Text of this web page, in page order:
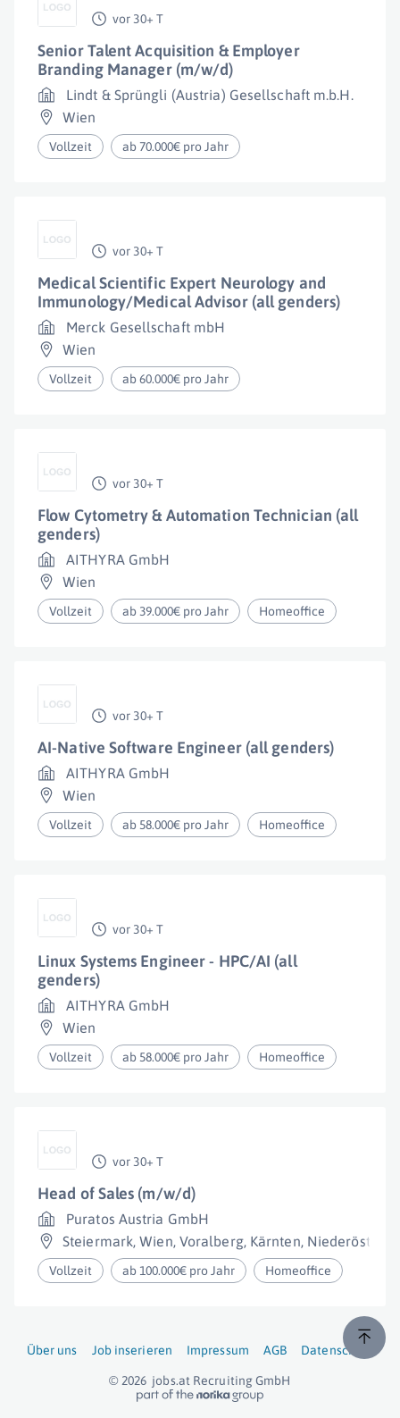
vor 30+ T
Senior Talent Acquisition & Employer
Branding Manager (m/w/d)
Lindt & Sprüngli (Austria) Gesellschaft m.b.H.
Wien
Vollzeit ab 70.000€ pro Jahr
vor 30+ T
Medical Scientific Expert Neurology and
Immunology/Medical Advisor (all genders)
Merck Gesellschaft mbH
Wien
Vollzeit ab 60.000€ pro Jahr
vor 30+ T
Flow Cytometry & Automation Technician (all
genders)
AITHYRA GmbH
Wien
Vollzeit ab 39.000€ pro Jahr Homeoffice
vor 30+ T
AI-Native Software Engineer (all genders)
AITHYRA GmbH
Wien
Vollzeit ab 58.000€ pro Jahr Homeoffice
vor 30+ T
Linux Systems Engineer - HPC/AI (all
genders)
AITHYRA GmbH
Wien
Vollzeit ab 58.000€ pro Jahr Homeoffice
vor 30+ T
Head of Sales (m/w/d)
Puratos Austria GmbH
Steiermark,Wien, Voralberg, Kärnten,
Vollzeit ab 100.000€ pro Jahr Homeoffice
Über uns Job inserieren Impressum AGB Datenschutz
© 2026 jobs.at Recruiting GmbH